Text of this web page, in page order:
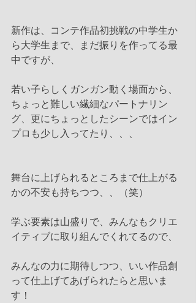
新作は、コンテ作品初挑戦の中学生か
ら大学生まで、まだ振りを作ってる最
中ですが、
若い子らしくガンガン動く場面から、
ちょっと難しい繊細なパートナリン
グ、更にちょっとしたシーンではイン
プロも少し入ってたり、、、
舞台に上げられるところまで仕上がる
かの不安も持ちつつ、、（笑）
学ぶ要素は山盛りで、みんなもクリエ
イティブに取り組んでくれてるので、
みんなの力に期待しつつ、いい作品創
って仕上げてあげられたらと思いま
す！